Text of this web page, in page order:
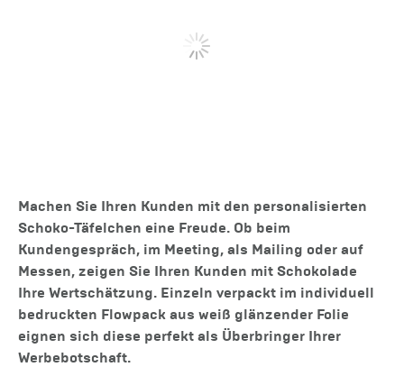
Machen Sie Ihren Kunden mit den personalisierten
Schoko-Täfelchen eine Freude. Ob beim
Kundengespräch, im Meeting, als Mailing oder auf
Messen, zeigen Sie Ihren Kunden mit Schokolade
Ihre Wertschätzung. Einzeln verpackt im individuell
bedruckten Flowpack aus weiß glänzender Folie
eignen sich diese perfekt als Überbringer Ihrer
Werbebotschaft.